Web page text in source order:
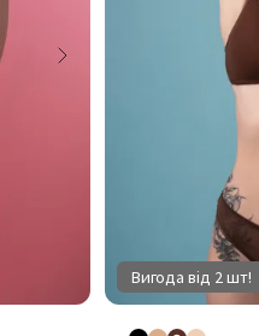
Вигода від 2 шт!